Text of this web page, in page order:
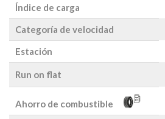
Índice de carga
Categoría de velocidad
Estación
Run on flat
Ahorro de combustible